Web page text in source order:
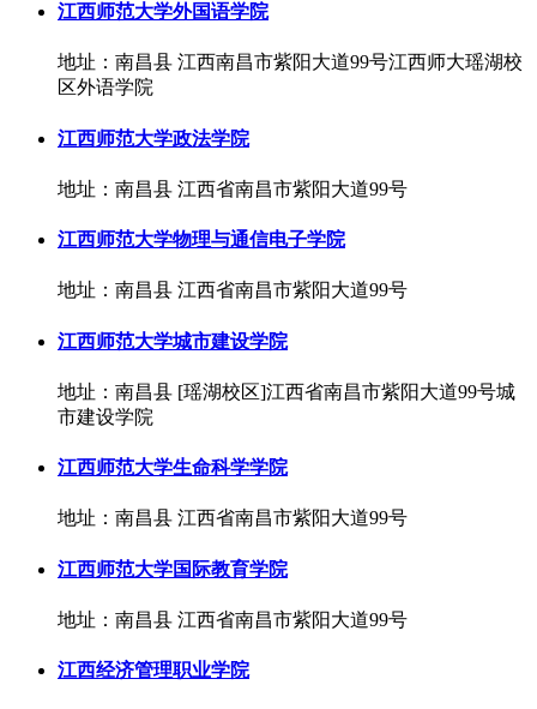
江西师范大学外国语学院
地址：南昌县 江西南昌市紫阳大道99号江西师大瑶湖校
区外语学院
江西师范大学政法学院
地址：南昌县 江西省南昌市紫阳大道99号
江西师范大学物理与通信电子学院
地址：南昌县 江西省南昌市紫阳大道99号
江西师范大学城市建设学院
地址：南昌县 [瑶湖校区]江西省南昌市紫阳大道99号城
市建设学院
江西师范大学生命科学学院
地址：南昌县 江西省南昌市紫阳大道99号
江西师范大学国际教育学院
地址：南昌县 江西省南昌市紫阳大道99号
江西经济管理职业学院